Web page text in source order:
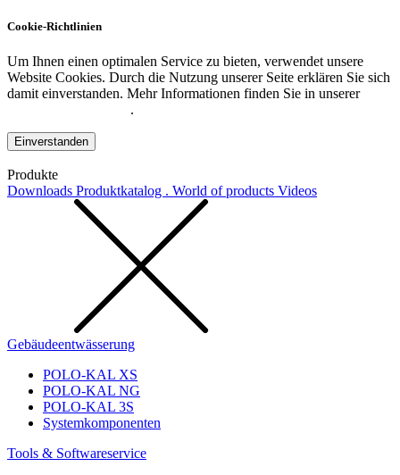
Cookie-Richtlinien
Um Ihnen einen optimalen Service zu bieten, verwendet unsere
Website Cookies. Durch die Nutzung unserer Seite erklären Sie sich
damit einverstanden. Mehr Informationen finden Sie in unserer
.
Einverstanden
Produkte
Downloads Produktkatalog . World of products Videos
Gebäudeentwässerung
POLO-KAL XS
POLO-KAL NG
POLO-KAL 3S
Systemkomponenten
Tools & Softwareservice